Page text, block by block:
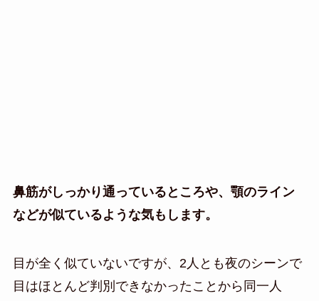
鼻筋がしっかり通っているところや、顎のライン
などが似ているような気もします。
目が全く似ていないですが、2人とも夜のシーンで
目はほとんど判別できなかったことから同一人